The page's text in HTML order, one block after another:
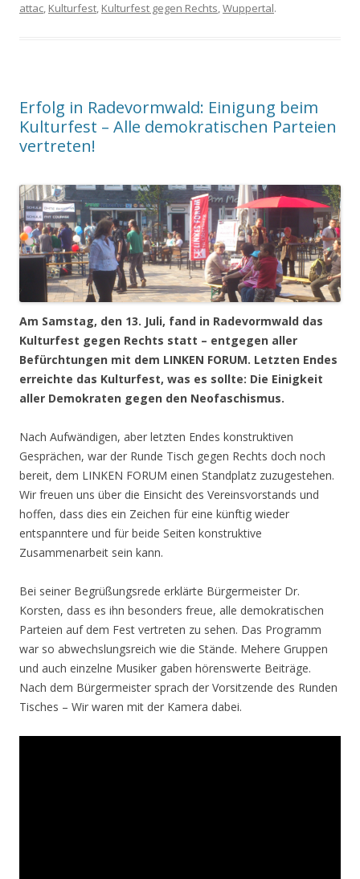
attac, Kulturfest, Kulturfest gegen Rechts,Wuppertal.
Erfolg in Radevormwald: Einigung beim
Kulturfest – Alle demokratischen Parteien
vertreten!
Am Samstag, den 13. Juli, fand in Radevormwald das
Kulturfest gegen Rechts statt – entgegen aller
Befürchtungen mit dem LINKEN FORUM. Letzten Endes
erreichte das Kulturfest, was es sollte: Die Einigkeit
aller Demokraten gegen den Neofaschismus.
Nach Aufwändigen, aber letzten Endes konstruktiven
Gesprächen, war der Runde Tisch gegen Rechts doch noch
bereit, dem LINKEN FORUM einen Standplatz zuzugestehen.
Wir freuen uns über die Einsicht des Vereinsvorstands und
hoffen, dass dies ein Zeichen für eine künftig wieder
entspanntere und für beide Seiten konstruktive
Zusammenarbeit sein kann.
Bei seiner Begrüßungsrede erklärte Bürgermeister Dr.
Korsten, dass es ihn besonders freue, alle demokratischen
Parteien auf dem Fest vertreten zu sehen. Das Programm
war so abwechslungsreich wie die Stände. Mehere Gruppen
und auch einzelne Musiker gaben hörenswerte Beiträge.
Nach dem Bürgermeister sprach der Vorsitzende des Runden
Tisches – Wir waren mit der Kamera dabei.